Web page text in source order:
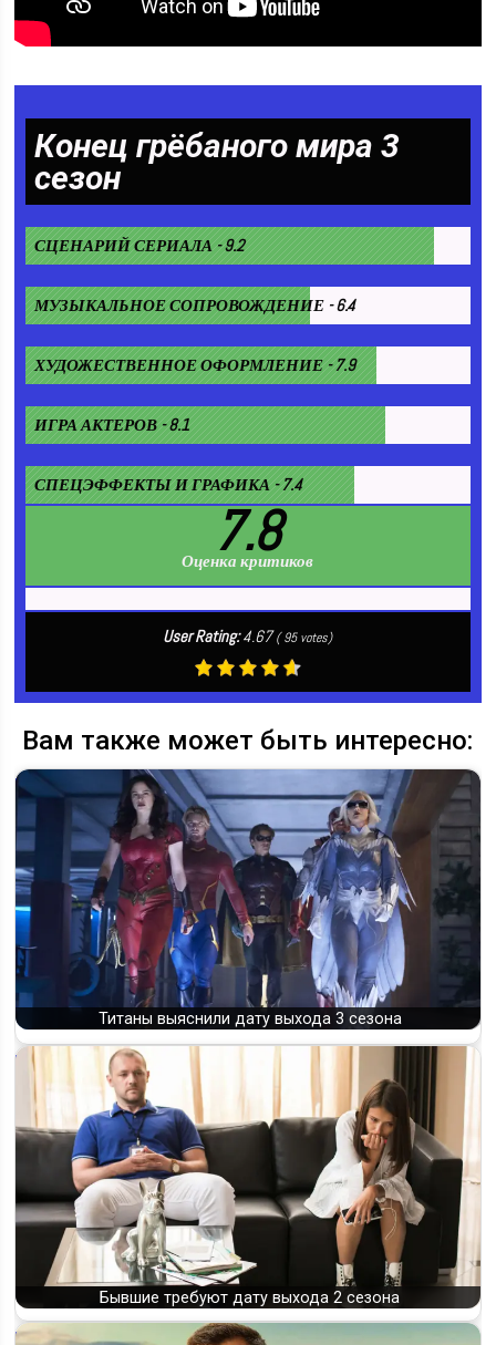
Конец грёбаного мира 3
сезон
СЦЕНАРИЙ СЕРИАЛА - 9.2
МУЗЫКАЛЬНОЕ СОПРОВОЖДЕНИЕ - 6.4
ХУДОЖЕСТВЕННОЕ ОФОРМЛЕНИЕ - 7.9
ИГРА АКТЕРОВ - 8.1
СПЕЦЭФФЕКТЫ И ГРАФИКА - 7.4
7.8
Оценка критиков
User Rating:4.67 (95votes)
Вам также может быть интересно:
Титаны выяснили дату выхода 3 сезона
Бывшие требуют дату выхода 2 сезона